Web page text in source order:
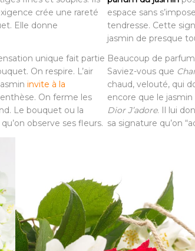
crée une rareté
Elle donne
unique fait partie
On respire. L’air
invite à la
On ferme les
Le bouquet ou la
observe ses fleurs.
espace sans
tendresse. Cette
jasmin de presque
Beaucoup de
Saviez-vous que
chaud, velouté, qui
encore que le
Dior J’adore. Il lui
sa signature qu’on